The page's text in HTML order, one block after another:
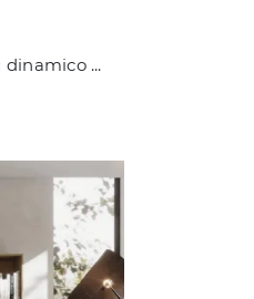
Se desideri ultimare un living dinamico e operativo dalle linee moderne, ti offriamo la parete attrezzata Living LV736 Giessegi.